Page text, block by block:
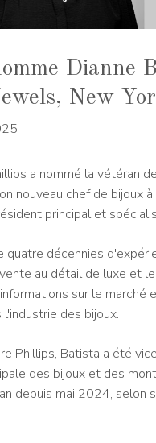
Dianne
New
a nommé la vétéran
nouveau chef de bijoux à
principal et
quatre décennies
au détail de luxe et
sur le marché
des bijoux.
Phillips, Batista a été
des bijoux et des
depuis mai 2024, selon